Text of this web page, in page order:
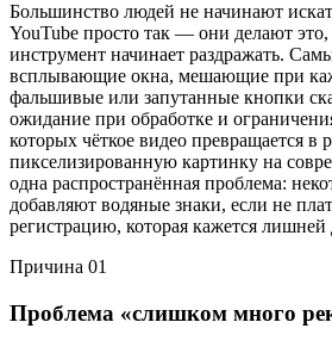
Большинство людей не начинают
YouTube просто так — они делают это,
инструмент начинает раздражать.
всплывающие окна, мешающие при
фальшивые или запутанные кнопки
ожидание при обработке и
которых чёткое видео превращается в
пикселизированную картинку на
одна распространённая проблема:
добавляют водяные знаки, если не
регистрацию, которая кажется лишней
Причина 01
Проблема «слишком много